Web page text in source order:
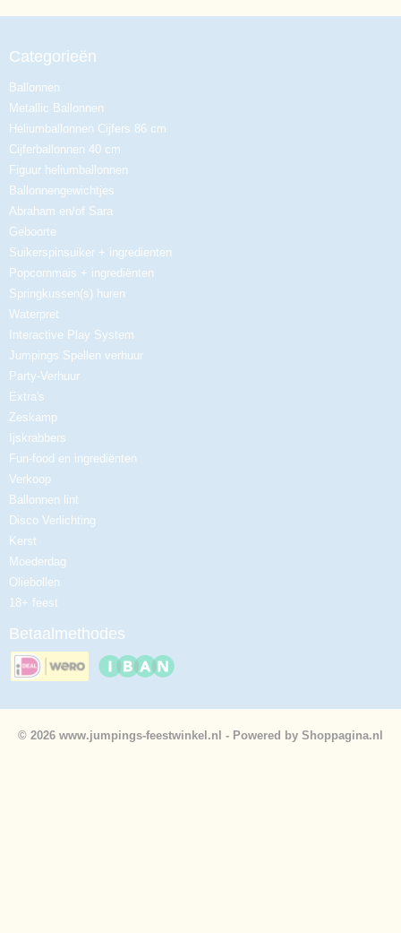
Categorieën
Ballonnen
Metallic Ballonnen
Heliumballonnen Cijfers 86 cm
Cijferballonnen 40 cm
Figuur heliumballonnen
Ballonnengewichtjes
Abraham en/of Sara
Geboorte
Suikerspinsuiker + ingredienten
Popcornmais + ingrediënten
Springkussen(s) huren
Waterpret
Interactive Play System
Jumpings Spellen verhuur
Party-Verhuur
Extra's
Zeskamp
Ijskrabbers
Fun-food en ingrediënten
Verkoop
Ballonnen lint
Disco Verlichting
Kerst
Moederdag
Oliebollen
18+ feest
Betaalmethodes
© 2026 www.jumpings-feestwinkel.nl - Powered by Shoppagina.nl